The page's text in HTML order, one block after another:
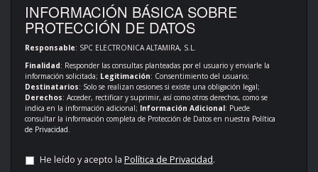
INFORMACIÓN BÁSICA SOBRE
PROTECCIÓN DE DATOS
Responsable: SPC ELECTRONICA ALTAMIRA, S.L.
Finalidad: Responder las consultas planteadas por el usuario y enviarle la
información solicitada; Legitimación: Consentimiento del usuario;
Destinatarios: Solo se realizan cesiones si existe una obligación legal;
Derechos: Acceder, rectificar y suprimir, así como otros derechos, como se
indica en la información adicional; Información Adicional: Puede
consultar la información completa de Protección de Datos en nuestra Política
de Privacidad.
He leído y acepto la Política de Privacidad.